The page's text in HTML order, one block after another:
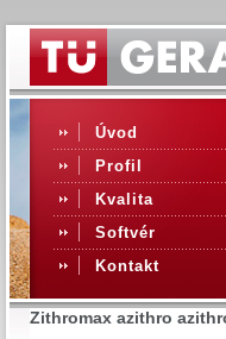
Úvod
Profil
Kvalita
Softvér
Kontakt
Zithromax azithro